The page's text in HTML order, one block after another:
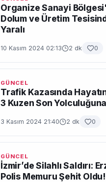
Organize Sanayi
Dolum ve Üretim
Yaralı
10 Kasım 2024 02:13 2 dk 0
GÜNCEL
Trafik Kazasında
3 Kuzen Son
3 Kasım 2024 21:40 2 dk 0
GÜNCEL
İzmir’de Silahlı Saldırı:
Polis Memuru Şehit Oldu!